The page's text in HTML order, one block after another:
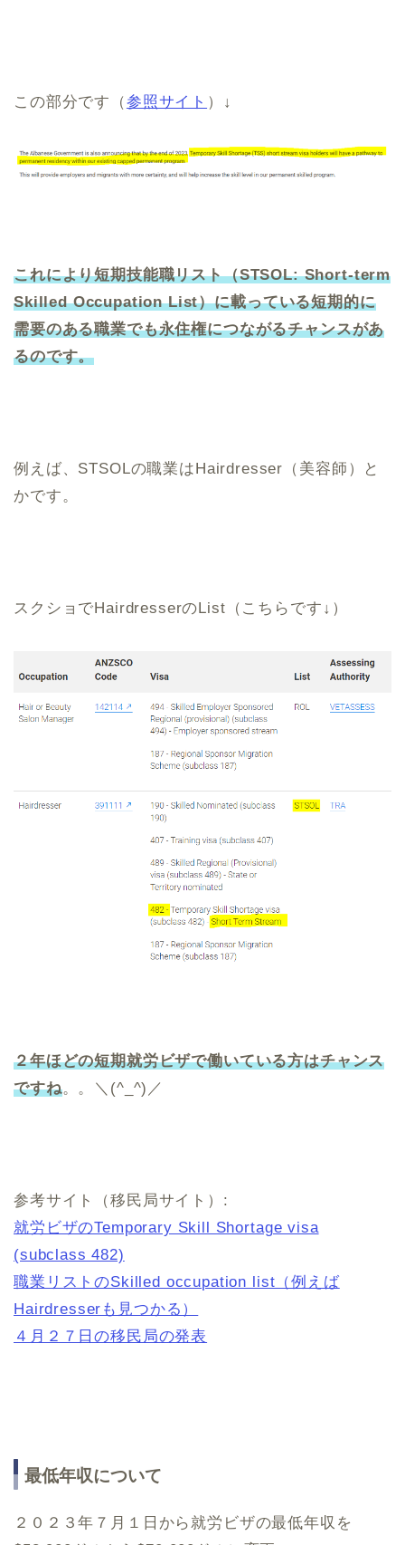
この部分です（参照サイト ）↓
これにより短期技能職リスト（STSOL: Short-term
Skilled Occupation List）に載っている短期的に
需要のある職業でも永住権につながるチャンスがあ
るのです。
例えば、STSOLの職業はHairdresser（美容師）と
かです。
スクショでHairdresserのList（こちらです↓）
２年ほどの短期就労ビザで働いている方はチャンス
ですね。。＼(^_^)／
参考サイト（移民局サイト）:
就労ビザのTemporary Skill Shortage visa
(subclass 482)
職業リストのSkilled occupation list（例えば
Hairdresserも見つかる）
４月２７日の移民局の発表
最低年収について
２０２３年７月１日から就労ビザの最低年収を